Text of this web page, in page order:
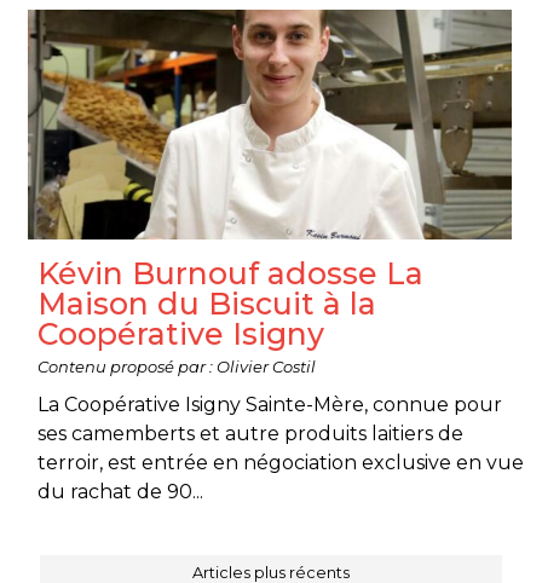
Kévin Burnouf adosse La
Maison du Biscuit à la
Coopérative Isigny
Contenu proposé par : Olivier Costil
La Coopérative Isigny Sainte-Mère, connue pour
ses camemberts et autre produits laitiers de
terroir, est entrée en négociation exclusive en vue
du rachat de 90...
Articles plus récents